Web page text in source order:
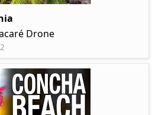
Drone